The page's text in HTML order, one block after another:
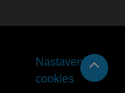
Nastavení
cookies